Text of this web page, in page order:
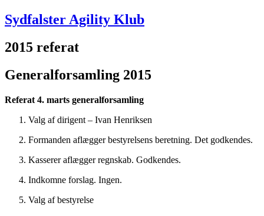
Sydfalster Agility Klub
2015 referat
Generalforsamling 2015
Referat 4. marts generalforsamling
Valg af dirigent – Ivan Henriksen
Formanden aflægger bestyrelsens beretning. Det godkendes.
Kasserer aflægger regnskab. Godkendes.
Indkomne forslag. Ingen.
Valg af bestyrelse